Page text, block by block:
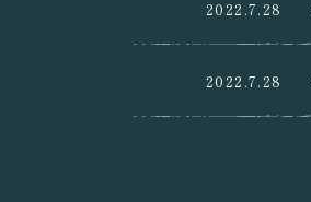
2022.7.28
2022.7.28